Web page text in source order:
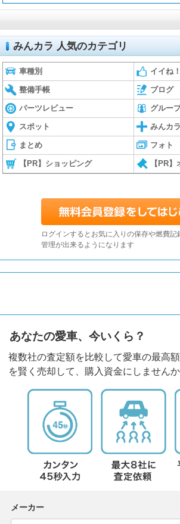
みんカラ 人気のカテゴリ
車種別 イイね！
整備手帳 ブログ
パーツレビュー グルー
スポット みんカ
まとめ フォト
【PR】ショッピング 【PR
ログインするとお気に入りの保存や燃費記
管理が出来るようになります
あなたの愛車、今いくら？
複数社の査定額を比較して愛車の最高
を賢く売却して、購入資金にしませんか
メーカー